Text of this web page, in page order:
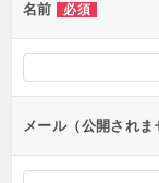
ー
シ
ン
名前 必須
メール（公開されま